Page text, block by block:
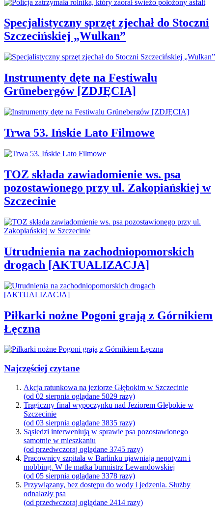
Specjalistyczny sprzęt zjechał do Stoczni
Szczecińskiej „Wulkan”
Instrumenty dęte na Festiwalu
Grünebergów [ZDJĘCIA]
Trwa 53. Ińskie Lato Filmowe
TOZ składa zawiadomienie ws. psa
pozostawionego przy ul. Zakopiańskiej w
Szczecinie
Utrudnienia na zachodniopomorskich
drogach [AKTUALIZACJA]
Piłkarki nożne Pogoni grają z Górnikiem
Łęczna
Najczęściej czytane
Akcja ratunkowa na jeziorze Głębokim w Szczecinie
(od 02 sierpnia oglądane 5029 razy)
Tragiczny finał wypoczynku nad Jeziorem Głębokie w
Szczecinie
(od 03 sierpnia oglądane 3835 razy)
Sąsiedzi interweniują w sprawie psa pozostawionego
samotnie w mieszkaniu
(od przedwczoraj oglądane 3745 razy)
Pracownicy szpitala w Barlinku ujawniają nepotyzm i
mobbing. W tle matka burmistrz Lewandowskiej
(od 05 sierpnia oglądane 3378 razy)
Przywiązany, bez dostępu do wody i jedzenia. Służby
odnalazły psa
(od przedwczoraj oglądane 2414 razy)